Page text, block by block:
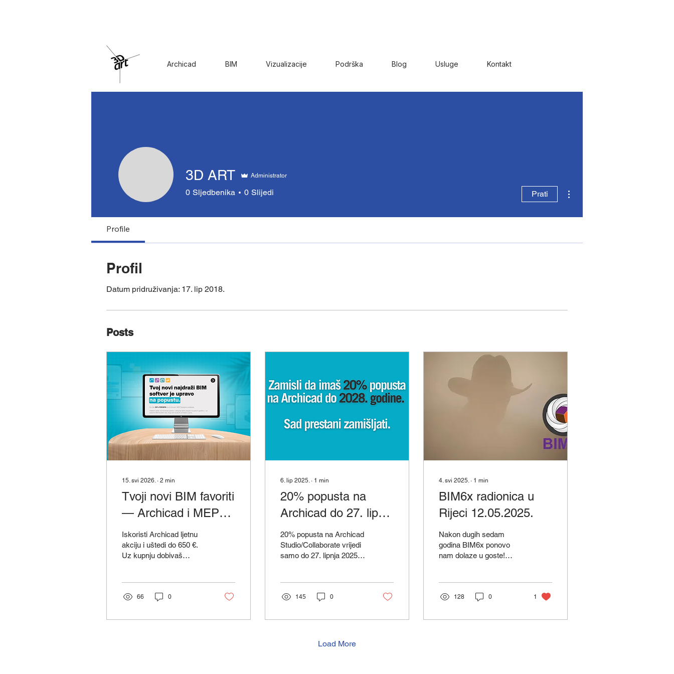
Archicad BIM Vizualizacije Podrška Blog Usluge Kontakt
3D ART Administrator
0 Sljedbenika 0 Slijedi Prati
Profile
Profil
Datum pridruživanja: 17. lip 2018.
Posts
15. svi 2026.∙ 2 min
Tvoji novi BIM favoriti
— Archicad i MEP
Designer — upravo
su na akciji!
Iskoristi Archicad ljetnu
akciju i uštedi do 650 €.
Uz kupnju dobivaš
bez komplikacija.
66 0
6. lip 2025.∙ 1 min
20% popusta na
Archicad do 27. lipnja
2025. godine!
20% popusta na Archicad
Studio/Collaborate vrijedi
samo do 27. lipnja 2025.
145 0
4. svi 2025.∙ 1 min
BIM6x radionica u
Rijeci 12.05.2025.
Nakon dugih sedam
godina BIM6x ponovo
nam dolaze u goste!
nastavak...
128 0 1
Load More